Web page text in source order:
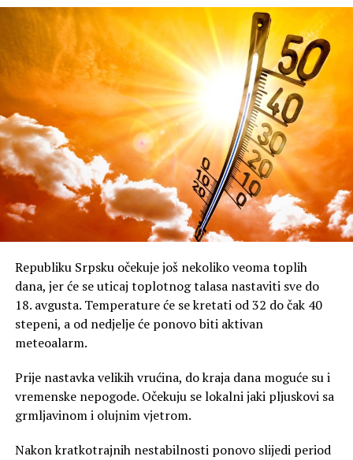
Republiku Srpsku očekuje još nekoliko veoma toplih
dana, jer će se uticaj toplotnog talasa nastaviti sve do
18. avgusta. Temperature će se kretati od 32 do čak 40
stepeni, a od nedjelje će ponovo biti aktivan
meteoalarm.
Prije nastavka velikih vrućina, do kraja dana moguće su i
vremenske nepogode. Očekuju se lokalni jaki pljuskovi sa
grmljavinom i olujnim vjetrom.
Nakon kratkotrajnih nestabilnosti ponovo slijedi period